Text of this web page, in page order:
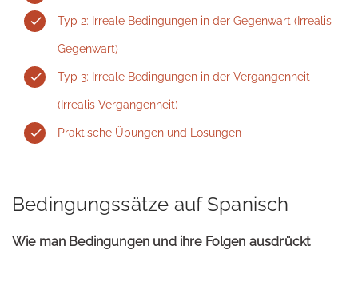
Typ 2: Irreale Bedingungen in der Gegenwart (Irrealis
Gegenwart)
Typ 3: Irreale Bedingungen in der Vergangenheit
(Irrealis Vergangenheit)
Praktische Übungen und Lösungen
Bedingungssätze auf Spanisch
Wie man Bedingungen und ihre Folgen ausdrückt